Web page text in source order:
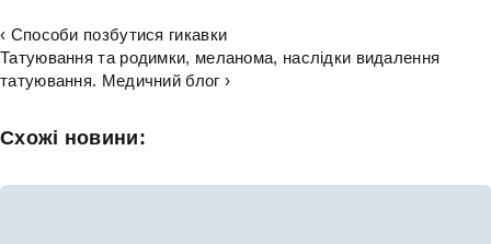
‹ Способи позбутися гикавки
Татуювання та родимки, меланома, наслідки видалення
татуювання. Медичний блог ›
Схожі новини: